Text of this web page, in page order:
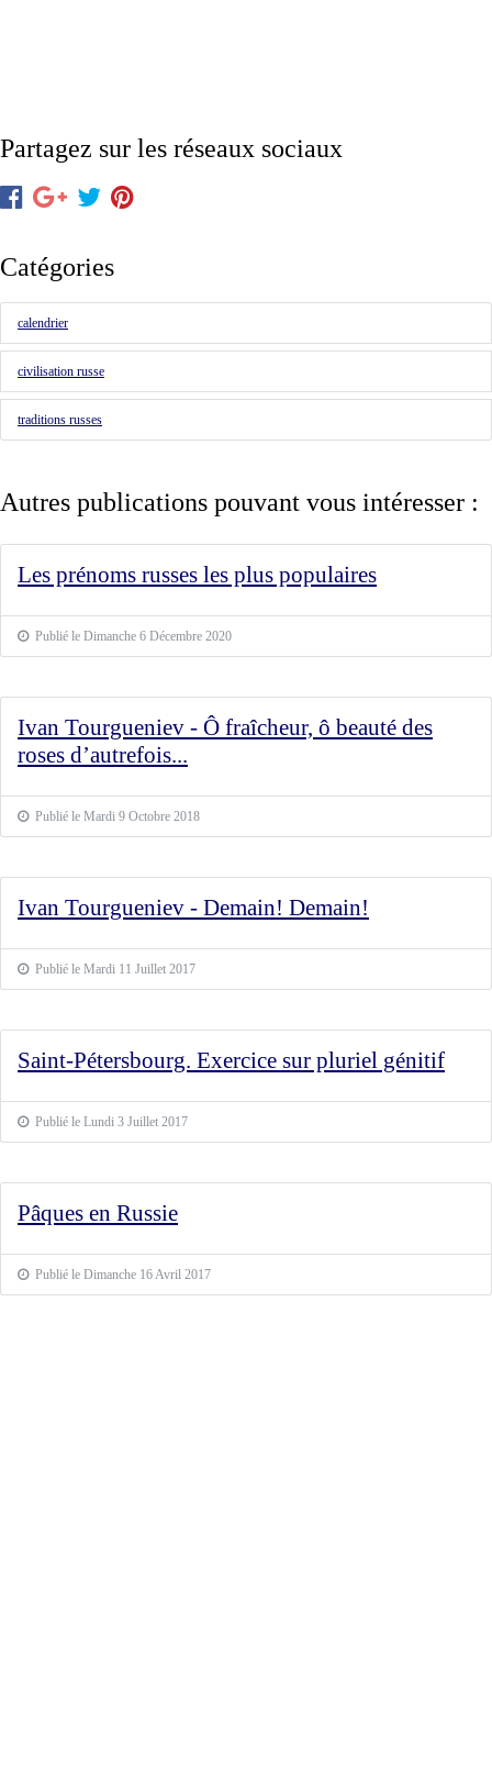
Partagez sur les réseaux sociaux
Catégories
calendrier
civilisation russe
traditions russes
Autres publications pouvant vous intéresser :
Les prénoms russes les plus populaires
Publié le Dimanche 6 Décembre 2020
Ivan Tourgueniev - Ô fraîcheur, ô beauté des
roses d’autrefois...
Publié le Mardi 9 Octobre 2018
Ivan Tourgueniev - Demain! Demain!
Publié le Mardi 11 Juillet 2017
Saint-Pétersbourg. Exercice sur pluriel génitif
Publié le Lundi 3 Juillet 2017
Pâques en Russie
Publié le Dimanche 16 Avril 2017